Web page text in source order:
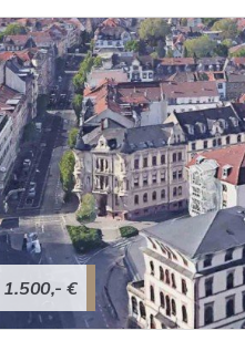
1.500,- €